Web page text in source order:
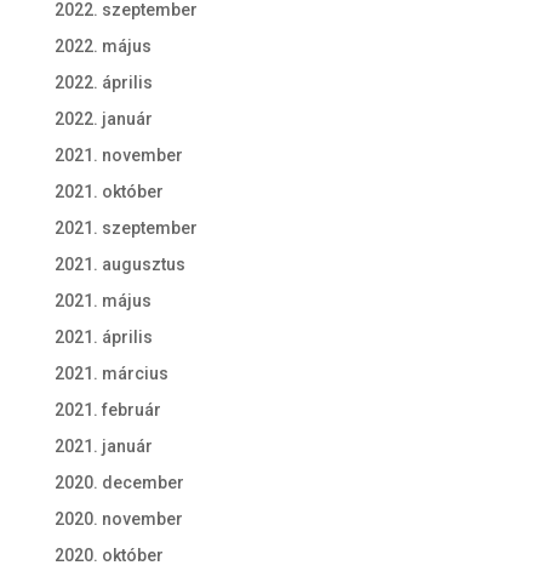
2022. szeptember
2022. május
2022. április
2022. január
2021. november
2021. október
2021. szeptember
2021. augusztus
2021. május
2021. április
2021. március
2021. február
2021. január
2020. december
2020. november
2020. október